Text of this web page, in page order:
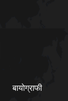
बायोग्राफी